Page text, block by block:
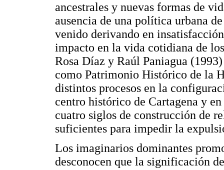
ancestrales y nuevas formas de
ausencia de una política urbana
venido derivando en
impacto en la vida cotidiana de
Rosa Díaz y Raúl Paniagua
como Patrimonio Histórico de la
distintos procesos en la
centro histórico de Cartagena y
cuatro siglos de construcción de
suficientes para impedir la
Los imaginarios dominantes
desconocen que la significación